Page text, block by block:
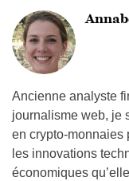
Ancienne analyste
journalisme web, je
en crypto-monnaies
les innovations
économiques